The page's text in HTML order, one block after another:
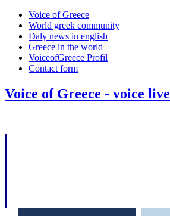
Voice of Greece
World greek community
Daly news in english
Greece in the world
VoiceofGreece Profil
Contact form
Voice of Greece - voice live